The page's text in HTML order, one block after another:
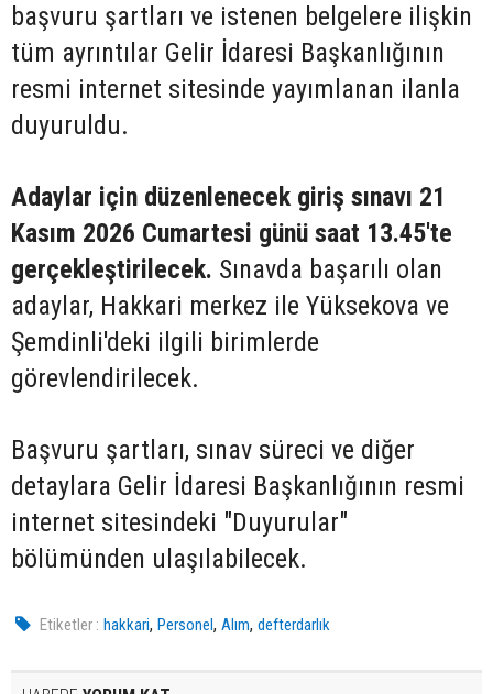
başvuru şartları ve istenen belgelere ilişkin
tüm ayrıntılar Gelir İdaresi Başkanlığının
resmi internet sitesinde yayımlanan ilanla
duyuruldu.
Adaylar için düzenlenecek giriş sınavı 21
Kasım 2026 Cumartesi günü saat 13.45'te
gerçekleştirilecek. Sınavda başarılı olan
adaylar, Hakkari merkez ile Yüksekova ve
Şemdinli'deki ilgili birimlerde
görevlendirilecek.
Başvuru şartları, sınav süreci ve diğer
detaylara Gelir İdaresi Başkanlığının resmi
internet sitesindeki "Duyurular"
bölümünden ulaşılabilecek.
Etiketler : hakkari,Personel,Alım,defterdarlık